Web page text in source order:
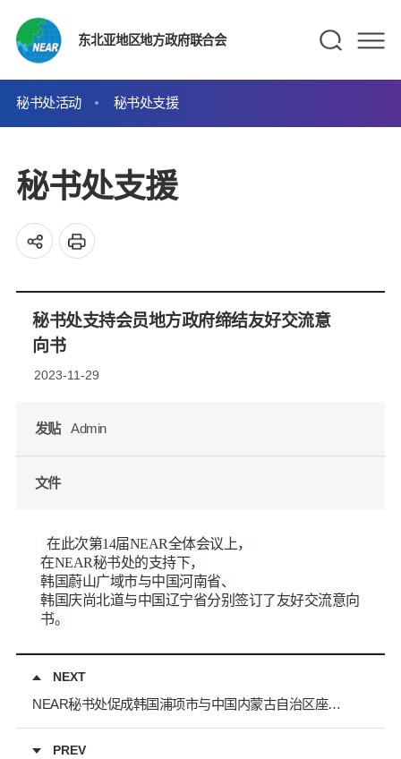
东北亚地区地方政府联合会
秘书处活动 秘书处支援
秘书处支援
秘书处支持会员地方政府缔结友好交流意
向书
2023-11-29
发贴 Admin
文件
在此次第14届NEAR全体会议 上，
在NEAR秘书处的支持下，
韩国蔚山广域市与中 国河南省、
韩国庆尚北道与中国辽宁省分别签订了友好交流意向
书。
NEXT
NEAR秘书处促成韩国浦项市与中国内蒙古自治区座谈会
PREV